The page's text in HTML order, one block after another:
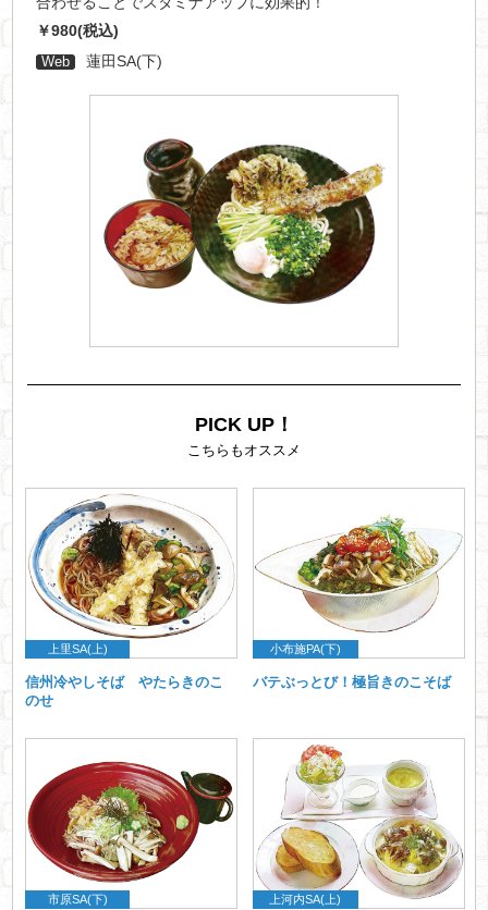
￥980(税込)
Web 蓮田SA(下)
PICK UP！
こちらもオススメ
上里SA(上)
信州冷やしそば やたらきのこ
のせ
小布施PA(下)
バテぶっとび！極旨きのこそば
市原SA(下) 上河内SA(上)